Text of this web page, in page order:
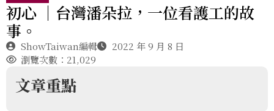
初心 ｜台灣潘朵拉，一位看護工的故
事。
ShowTaiwan編輯
2022 年 9 月 8 日
瀏覽次數：21,029
文章重點